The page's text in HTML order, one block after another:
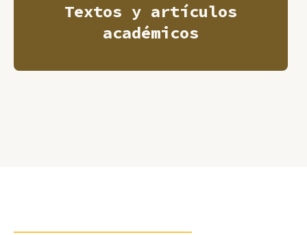
Textos y artículos
académicos